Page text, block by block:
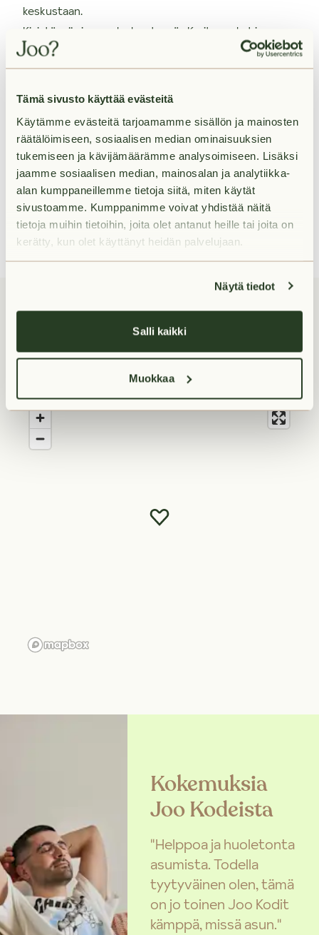
Tämä sivusto käyttää evästeitä
Käytämme evästeitä tarjoamamme sisällön ja mainosten
räätälöimiseen, sosiaalisen median ominaisuuksien
tukemiseen ja kävijämäärämme analysoimiseen. Lisäksi
jaamme sosiaalisen median, mainosalan ja analytiikka-
alan kumppaneillemme tietoja siitä, miten käytät
sivustoamme. Kumppanimme voivat yhdistää näitä
tietoja muihin tietoihin, joita olet antanut heille tai joita on
kerätty, kun olet käyttänyt heidän palvelujaan.
Näytä tiedot
Salli kaikki
Muokkaa
keskustaan.
Kivistössä sinua palvelevat myös K-citymarket ja
kauppakeskus Kivis, josta löydät muun muassa
ruokakauppoja, kahviloita, ravintoloita,
Huoletonta vuokra-asumista
Vuokravakuus 0 €
Lemmikit tervetulleita
Jooppi-asukassovelluksella hoidat helposti kaikki kotisi
asiat
Joo-tiimi on aina apunasi
Sijainti
Kokemuksia
Joo Kodeista
"Helppoa ja huoletonta
asumista. Todella
tyytyväinen olen, tämä
on jo toinen Joo Kodit
kämppä, missä asun."